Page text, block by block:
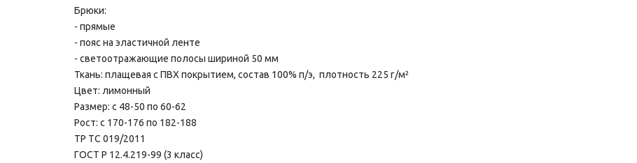
Брюки:
- прямые
- пояс на эластичной ленте
- светоотражающие полосы шириной 50 мм
Ткань: плащевая с ПВХ покрытием, состав 100% п/э, плотность 225 г/м²
Цвет: лимонный
Размер: с 48-50 по 60-62
Рост: с 170-176 по 182-188
ТР ТС 019/2011
ГОСТ Р 12.4.219-99 (3 класс)